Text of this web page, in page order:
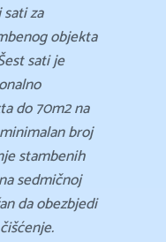
za
objekta
sati je
do 70m2 na
broj
stambenih
sedmičnoj
da obezbjedi